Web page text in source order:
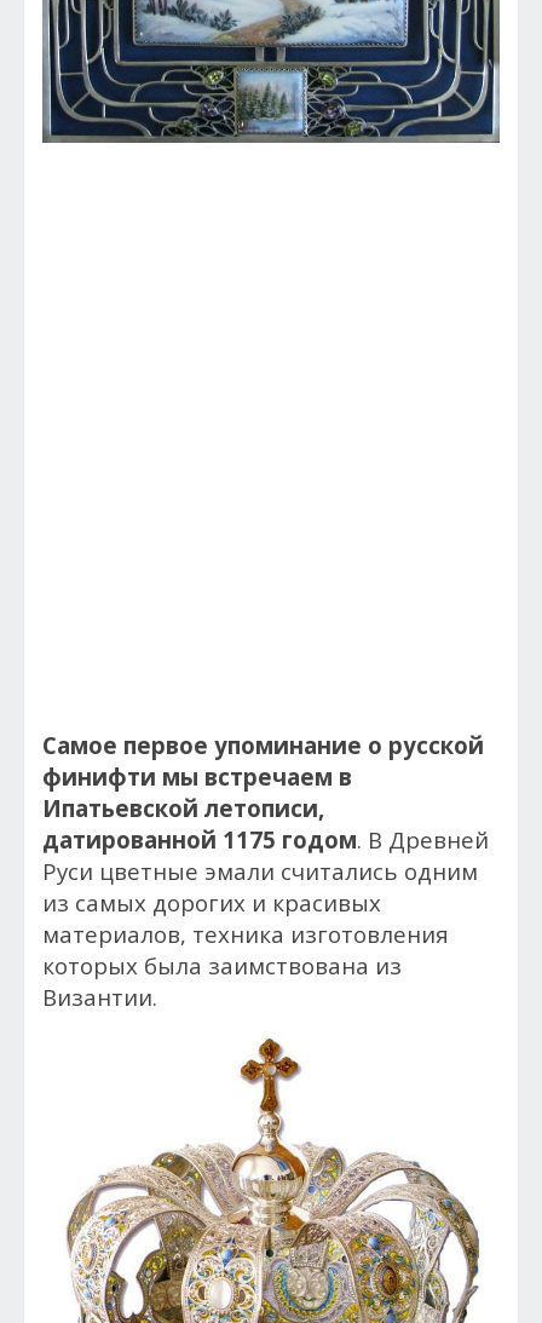
Самое первое упоминание о русской
финифти мы встречаем в
Ипатьевской летописи,
датированной 1175 годом. В Древней
Руси цветные эмали считались одним
из самых дорогих и красивых
материалов, техника изготовления
которых была заимствована из
Византии.